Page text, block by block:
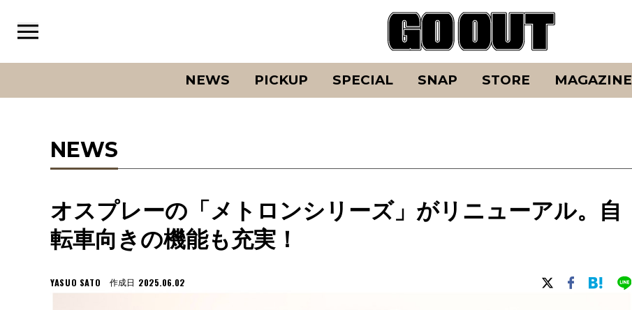
NEWS PICKUP SPECIAL SNAP STORE MAGAZINE
NEWS
オスプレーの「メトロンシリーズ」がリニューアル。自
転車向きの機能も充実！
YASUO SATO 作成日 2025.06.02